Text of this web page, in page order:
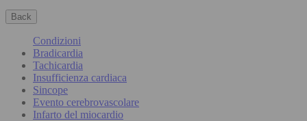
Back
Condizioni
Bradicardia
Tachicardia
Insufficienza cardiaca
Sincope
Evento cerebrovascolare
Infarto del miocardio